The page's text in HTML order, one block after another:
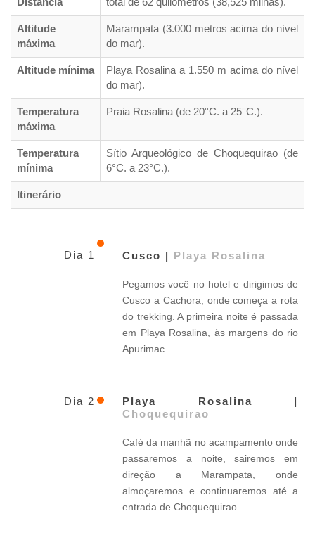
Altitude
máxima
Marampata (3.000 metros acima do nível
do mar).
Altitude mínima
Playa Rosalina a 1.550 m acima do nível
do mar).
Temperatura
máxima
Praia Rosalina (de 20°C. a 25°C.).
Temperatura
mínima
Sítio Arqueológico de Choquequirao (de
6°C. a 23°C.).
Itinerário
Dia 1 Cusco | Playa Rosalina
Pegamos você no hotel e dirigimos de
Cusco a Cachora, onde começa a rota
do trekking. A primeira noite é passada
em Playa Rosalina, às margens do rio
Apurimac.
Dia 2
Playa Rosalina |
Choquequirao
Café da manhã no acampamento onde
passaremos a noite, sairemos em
direção a Marampata, onde
almoçaremos e continuaremos até a
entrada de Choquequirao.